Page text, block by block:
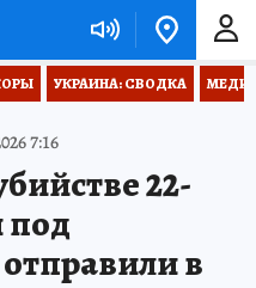
УКРАИНА: СВОДКА
7:16
22-
под
в